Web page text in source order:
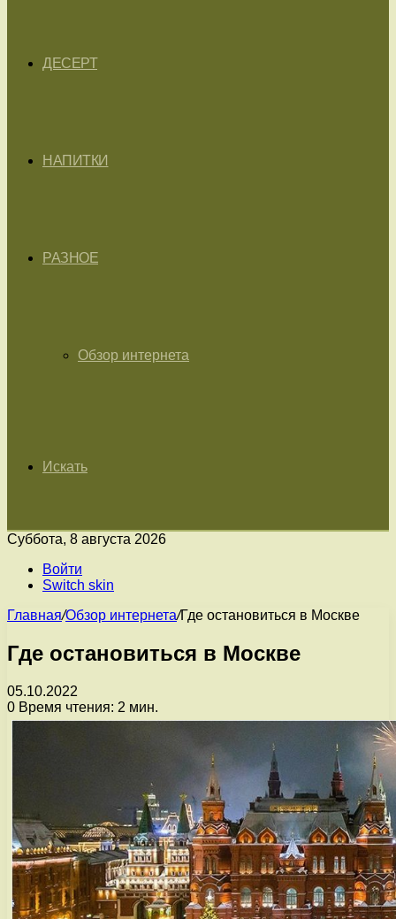
ДЕСЕРТ
НАПИТКИ
РАЗНОЕ
Обзор интернета
Искать
Суббота, 8 августа 2026
Войти
Switch skin
Главная/Обзор интернета/Где остановиться в Москве
Где остановиться в Москве
05.10.2022
0 Время чтения: 2 мин.